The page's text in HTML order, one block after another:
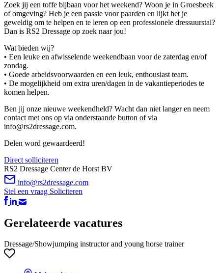
Zoek jij een toffe bijbaan voor het weekend? Woon je in Groesbeek
of omgeving? Heb je een passie voor paarden en lijkt het je
geweldig om te helpen en te leren op een professionele dressuurstal?
Dan is RS2 Dressage op zoek naar jou!
Wat bieden wij?
• Een leuke en afwisselende weekendbaan voor de zaterdag en/of
zondag.
• Goede arbeidsvoorwaarden en een leuk, enthousiast team.
• De mogelijkheid om extra uren/dagen in de vakantieperiodes te
komen helpen.
Ben jij onze nieuwe weekendheld? Wacht dan niet langer en neem
contact met ons op via onderstaande button of via
info@rs2dressage.com.
Delen word gewaardeerd!
Direct solliciteren
RS2 Dressage Center de Horst BV
info@rs2dressage.com
Stel een vraag Soliciteren
Gerelateerde vacatures
Dressage/Showjumping instructor and young horse trainer